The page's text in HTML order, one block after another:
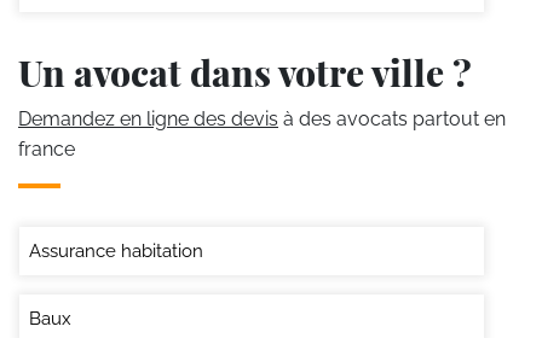
Un avocat dans votre ville ?
Demandez en ligne des devis à des avocats partout en
france
Assurance habitation
Baux